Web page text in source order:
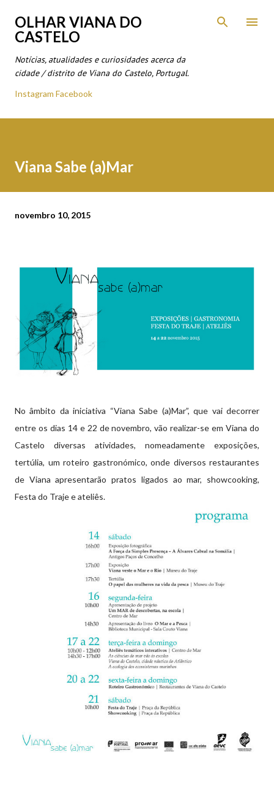
Avançar para o conteúdo principal
OLHAR VIANA DO
CASTELO
Notícias, atualidades e curiosidades acerca da
cidade / distrito de Viana do Castelo, Portugal.
Instagram Facebook
Viana Sabe (a)Mar
novembro 10, 2015
No âmbito da iniciativa “Viana Sabe (a)Mar”, que vai decorrer
entre os dias 14 e 22 de novembro, vão realizar-se em Viana do
Castelo diversas atividades, nomeadamente exposições,
tertúlia, um roteiro gastronómico, onde diversos restaurantes
de Viana apresentarão pratos ligados ao mar, showcooking,
Festa do Traje e ateliês.